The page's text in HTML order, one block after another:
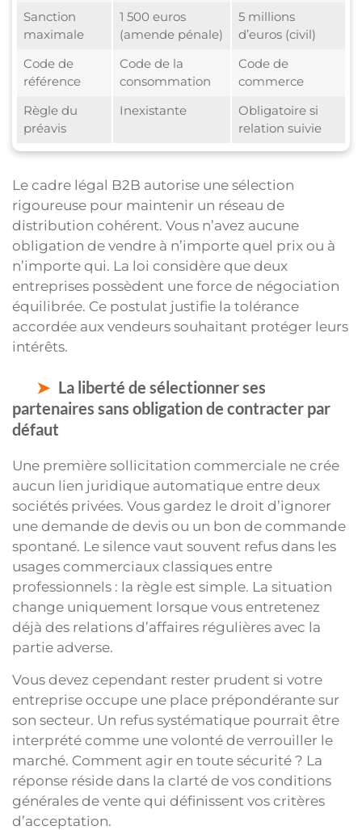
Sanction
maximale
1 500 euros
(amende pénale)
5 millions
d’euros (civil)
Code de
référence
Code de la
consommation
Code de
commerce
Règle du
préavis
Inexistante
Obligatoire si
relation suivie
Le cadre légal B2B autorise une sélection
rigoureuse pour maintenir un réseau de
distribution cohérent. Vous n’avez aucune
obligation de vendre à n’importe quel prix ou à
n’importe qui. La loi considère que deux
entreprises possèdent une force de négociation
équilibrée. Ce postulat justifie la tolérance
accordée aux vendeurs souhaitant protéger leurs
intérêts.
La liberté de sélectionner ses
partenaires sans obligation de contracter par
défaut
Une première sollicitation commerciale ne crée
aucun lien juridique automatique entre deux
sociétés privées. Vous gardez le droit d’ignorer
une demande de devis ou un bon de commande
spontané. Le silence vaut souvent refus dans les
usages commerciaux classiques entre
professionnels : la règle est simple. La situation
change uniquement lorsque vous entretenez
déjà des relations d’affaires régulières avec la
partie adverse.
Vous devez cependant rester prudent si votre
entreprise occupe une place prépondérante sur
son secteur. Un refus systématique pourrait être
interprété comme une volonté de verrouiller le
marché. Comment agir en toute sécurité ? La
réponse réside dans la clarté de vos conditions
générales de vente qui définissent vos critères
d’acceptation.